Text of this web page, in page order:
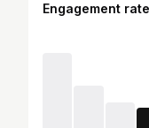
Engagement